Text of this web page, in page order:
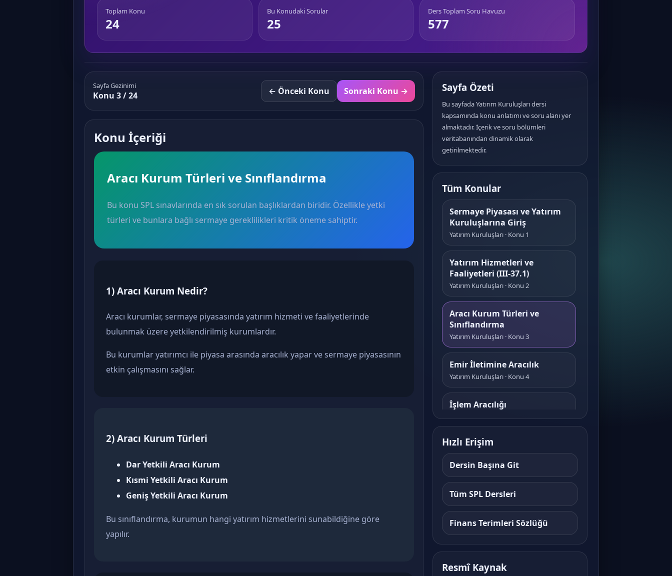
Toplam Konu
24
Bu Konudaki Sorular
25
Ders Toplam Soru Havuzu
577
Sayfa Gezinimi
Konu 3 / 24 ← Önceki Konu Sonraki Konu →
Konu İçeriği
Aracı Kurum Türleri ve Sınıflandırma
Bu konu SPL sınavlarında en sık sorulan başlıklardan biridir. Özellikle yetki
türleri ve bunlara bağlı sermaye gereklilikleri kritik öneme sahiptir.
1) Aracı Kurum Nedir?
Aracı kurumlar, sermaye piyasasında yatırım hizmeti ve faaliyetlerinde
bulunmak üzere yetkilendirilmiş kurumlardır.
Bu kurumlar yatırımcı ile piyasa arasında aracılık yapar ve sermaye piyasasının
etkin çalışmasını sağlar.
2) Aracı Kurum Türleri
Dar Yetkili Aracı Kurum
Kısmi Yetkili Aracı Kurum
Geniş Yetkili Aracı Kurum
Bu sınıflandırma, kurumun hangi yatırım hizmetlerini sunabildiğine göre
yapılır.
Sayfa Özeti
Bu sayfada Yatırım Kuruluşları dersi
kapsamında konu anlatımı ve soru alanı yer
almaktadır. İçerik ve soru bölümleri
veritabanından dinamik olarak
getirilmektedir.
Tüm Konular
Sermaye Piyasası ve Yatırım
Kuruluşlarına Giriş
Yatırım Kuruluşları · Konu 1
Yatırım Hizmetleri ve
Faaliyetleri (III-37.1)
Yatırım Kuruluşları · Konu 2
Aracı Kurum Türleri ve
Sınıflandırma
Yatırım Kuruluşları · Konu 3
Emir İletimine Aracılık
Yatırım Kuruluşları · Konu 4
İşlem Aracılığı
Portföy Aracılığı
Türev Araçlar ve Tezgahüstü
İşlemler
Yatırım Kuruluşları · Konu 7
Kaldıraçlı İşlemler (Forex)
Yatırım Kuruluşları · Konu 8
Hızlı Erişim
Dersin Başına Git
Tüm SPL Dersleri
Finans Terimleri Sözlüğü
Resmî Kaynak